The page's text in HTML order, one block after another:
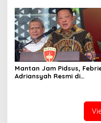
Mantan Jam Pidsus,
Adriansyah Resmi di